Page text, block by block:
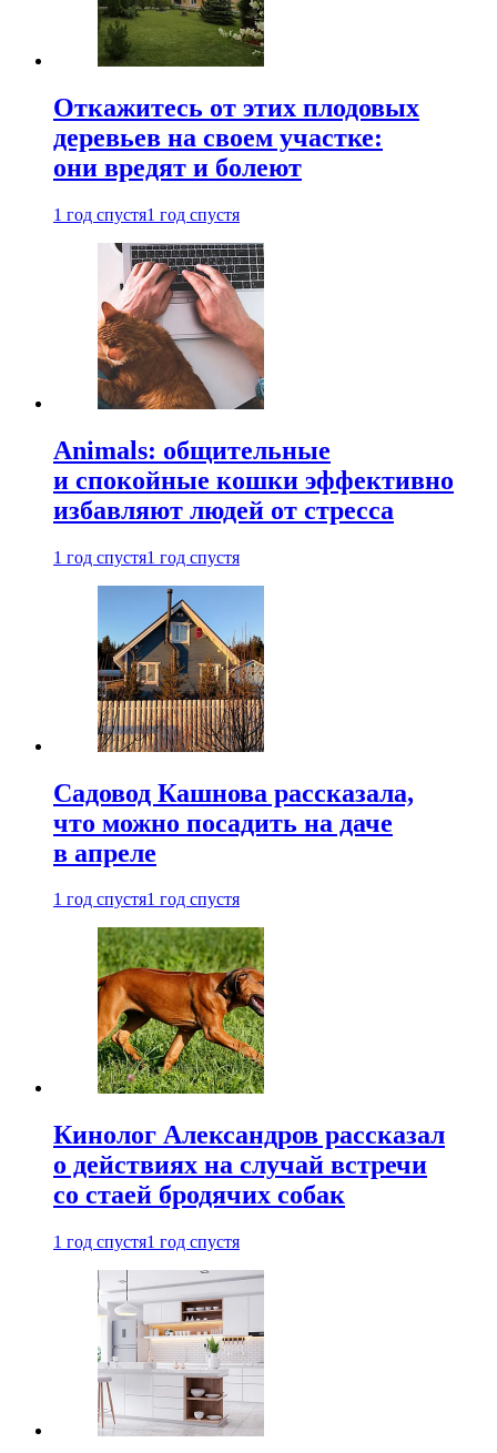
Откажитесь от этих плодовых
деревьев на своем участке:
они вредят и болеют
1 год спустя1 год спустя
Animals: общительные
и спокойные кошки эффективно
избавляют людей от стресса
1 год спустя1 год спустя
Садовод Кашнова рассказала,
что можно посадить на даче
в апреле
1 год спустя1 год спустя
Кинолог Александров рассказал
о действиях на случай встречи
со стаей бродячих собак
1 год спустя1 год спустя